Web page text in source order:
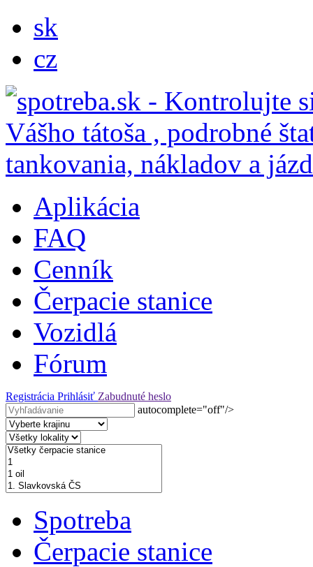
sk
cz
Aplikácia
FAQ
Cenník
Čerpacie stanice
Vozidlá
Fórum
Registrácia Prihlásiť Zabudnuté heslo
autocomplete="off"/>
Spotreba
Čerpacie stanice